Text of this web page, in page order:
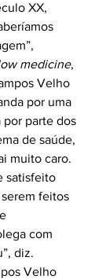
XX,
medicine,
Velho
por uma
por parte dos
de saúde,
muito caro.
satisfeito
feitos
com
diz.
Velho